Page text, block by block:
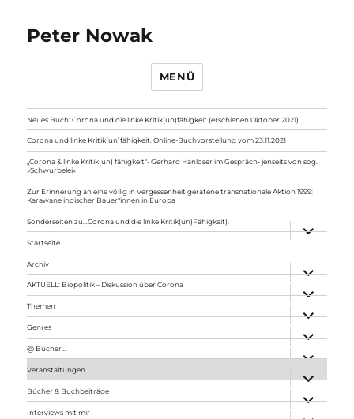
Peter Nowak
MENÜ
Neues Buch: Corona und die linke Kritik(un)fähigkeit (erschienen Oktober 2021)
Corona und linke Kritik(un)fähigkeit. Online-Buchvorstellung vom 23.11.2021
„Corona & linke Kritik(un) fähigkeit“- Gerhard Hanloser im Gespräch- jenseits von sog.
»Schwurbelei«
Zur Erinnerung an eine völlig in Vergessenheit geratene transnationale Aktion 1999:
Karawane indischer Bauer*innen in Europa
Sonderseiten zu…Corona und die linke Kritik(un)Fähigkeit).
anzeigen
Startseite
Archiv
anzeigen
AKTUELL: Biopolitik – Diskussion über Corona
anzeigen
Themen
anzeigen
Genres
anzeigen
@ Bücher…
Veranstaltungen
anzeigen
Bücher & Buchbeiträge
anzeigen
Interviews mit mir